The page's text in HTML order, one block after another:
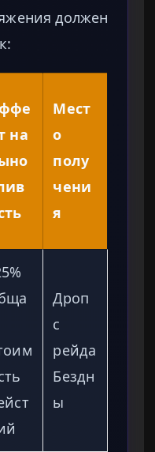
должен
на
Мест
о
полу
чени
я
Дроп
с
рейда
Бездн
ы